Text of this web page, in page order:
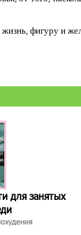
фигуру и
для занятых